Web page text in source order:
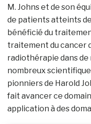
M. Johns et de son
de patients atteints
bénéficié du
traitement du cancer
radiothérapie dans de
nombreux
pionniers de Harold
fait avancer ce
application à des